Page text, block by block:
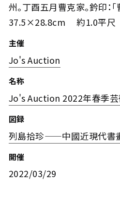
州。丁酉五月曹克家。鈐印：「
37.5×28.8cm 約1.0平尺
主催
Jo's Auction
名称
Jo's Auction 2022年春季芸
図録
列島拾珍——中國近現代書
開催
2022/03/29